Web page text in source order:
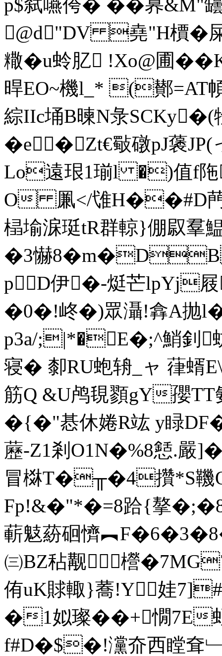
p$弑嚥侉� � �奡&M"罎
@d"DV 堯"H檟�
糤�u蛉肊 !Xo@圃
晘EO~機l_* (鄼=AT
綜IIc埇B暕N彔
�e�Zt€斀礅pJ藵JP(
Lo遠珢1 瑐l �)值
O 凲</隿H��#D
榋堬淭珽tR群輬}倗叞
�3懗
pD伊�-烶芒lpYj屐
�0�!峂�)眾灄!搻A抛
p3a/;|*�E�;^鮹釗
寝� 厀RU蚫辀_ャ 葎蝑
筋Q &U鸬覒顟gY孾
�{�"惎休婘R竑 y睩
藶-Z1剎O1N�%8懖.嚴
冒棥T�╥�4攢*S鞿
Fp!&�"*�=8跲{摮
蔪鬾蒶硘懠
㈢BZ秥觏櫿
侑uK賕輙}蕎!Y娃
�1姒璨��+憪7E
f#D�$�!灙夼西瞠耷